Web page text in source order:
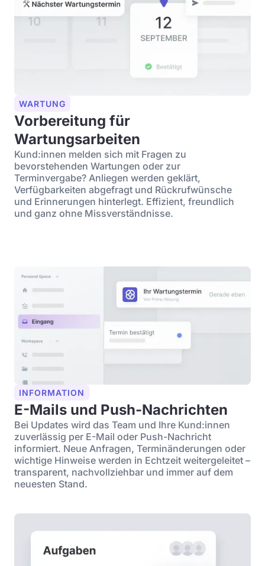
WARTUNG
Vorbereitung für
Wartungsarbeiten
Kund:innen melden sich mit Fragen zu
bevorstehenden Wartungen oder zur
Terminvergabe? Anliegen werden geklärt,
Verfügbarkeiten abgefragt und Rückrufwünsche
und Erinnerungen hinterlegt. Effizient, freundlich
und ganz ohne Missverständnisse.
INFORMATION
E-Mails und Push-Nachrichten
Bei Updates wird das Team und Ihre Kund:innen
zuverlässig per E-Mail oder Push-Nachricht
informiert. Neue Anfragen, Terminänderungen oder
wichtige Hinweise werden in Echtzeit weitergeleitet –
transparent, nachvollziehbar und immer auf dem
neuesten Stand.